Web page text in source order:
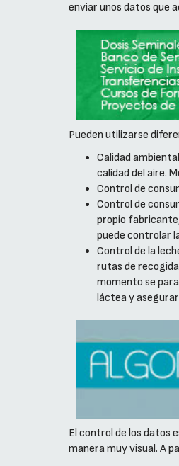
enviar unos datos que
Pueden utilizarse
Calidad
calidad del aire.
Control de
Control de
propio
puede controlar
Control de la
rutas de
momento se
láctea y
El control de los datos
manera muy visual. A